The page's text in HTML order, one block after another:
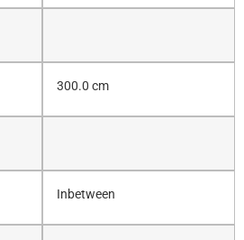
300.0 cm
Inbetween